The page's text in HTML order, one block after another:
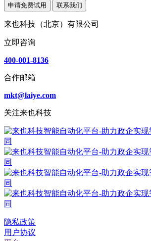
申请免费试用 联系我们
来也科技（北京）有限公司
立即咨询
400-001-8136
合作邮箱
mkt@laiye.com
关注来也科技
隐私政策
用户协议